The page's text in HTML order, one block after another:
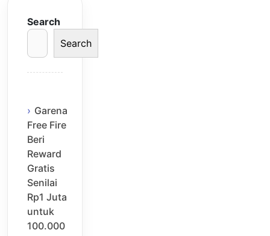
Search
Search
Garena
Free Fire
Beri
Reward
Gratis
Senilai
Rp1 Juta
untuk
100.000